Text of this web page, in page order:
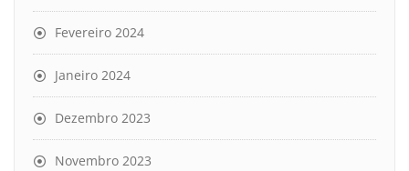
Fevereiro 2024
Janeiro 2024
Dezembro 2023
Novembro 2023